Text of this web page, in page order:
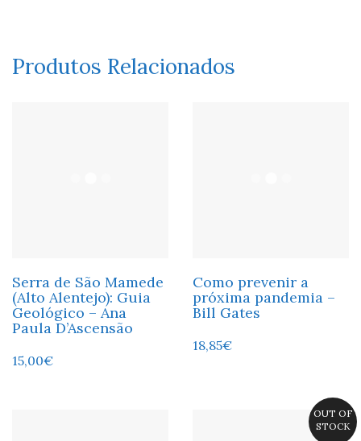
Produtos Relacionados
Serra de São Mamede
(Alto Alentejo): Guia
Geológico – Ana
Paula D’Ascensão
15,00€
Como prevenir a
próxima pandemia –
Bill Gates
18,85€
OUT OF
STOCK